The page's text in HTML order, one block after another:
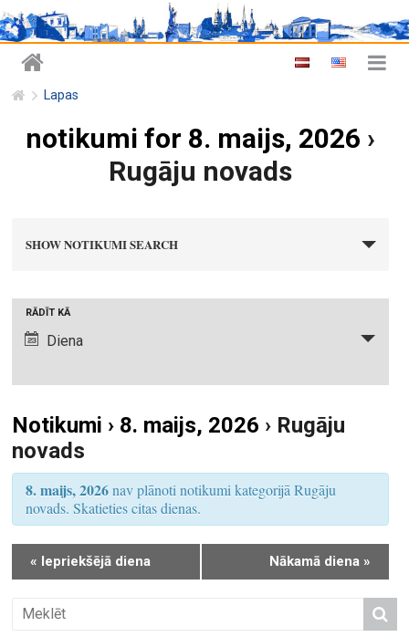
Lapas
notikumi for 8. maijs, 2026 ›
Rugāju novads
i
S
e
a
c
h
a
d
SHOW NOTIKUMI SEARCH
i
u
m
s
i
e
N
RĀDĪT KĀ
Diena
Notikumi › 8. maijs, 2026 › Rugāju
novads
8. maijs, 2026nav plānoti notikumi kategorijā Rugāju
novads. Skatieties citas dienas.
« Iepriekšējā diena Nākamā diena »